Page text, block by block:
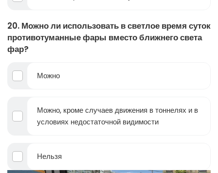
20. Можно ли использовать в светлое время суток
противотуманные фары вместо ближнего света
фар?
Можно
Можно, кроме случаев движения в тоннелях и в
условиях недостаточной видимости
Нельзя